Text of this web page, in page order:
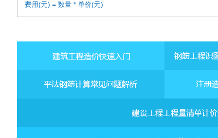
费用(元) = 数量 * 单价(元)